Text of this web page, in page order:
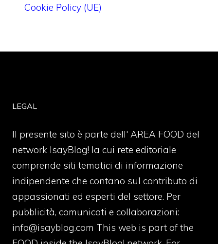
Cookie Policy (UE)
LEGAL
Il presente sito è parte dell' AREA FOOD del
network IsayBlog! la cui rete editoriale
comprende siti tematici di informazione
indipendente che contano sul contributo di
appassionati ed esperti del settore. Per
pubblicità, comunicati e collaborazioni:
info@isayblog.com This web is part of the